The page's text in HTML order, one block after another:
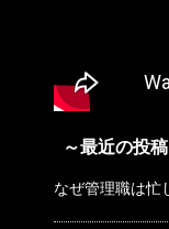
～最近の投
なぜ管理職は忙